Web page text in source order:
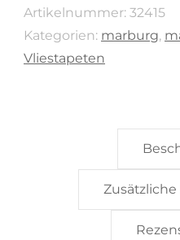
32415
Menge
Artikelnummer: 32415
Kategorien: marburg,
Vliestapeten